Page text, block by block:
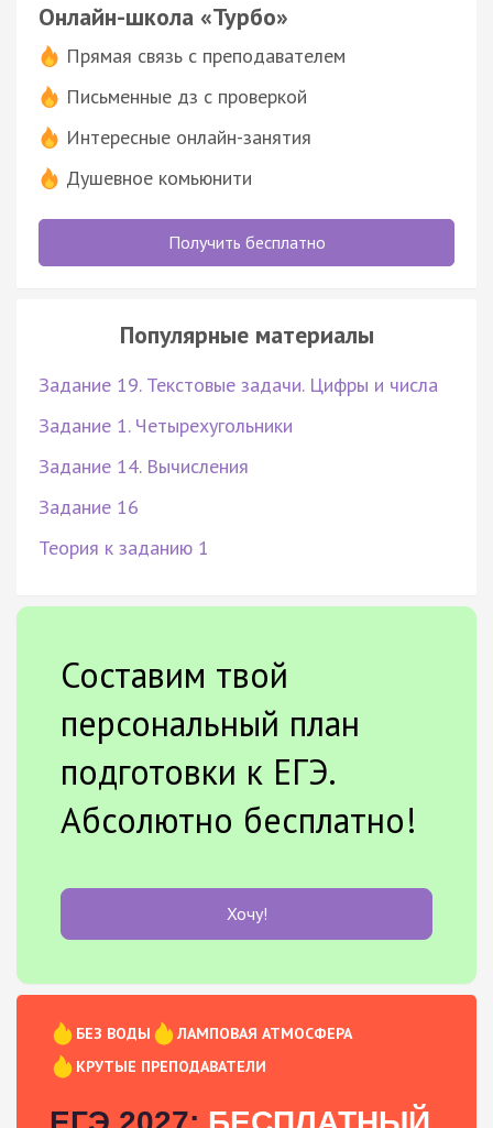
Онлайн-школа «Турбо»
Прямая связь с преподавателем
Письменные дз с проверкой
Интересные онлайн-занятия
Душевное комьюнити
Получить бесплатно
Популярные материалы
Задание 19. Текстовые задачи. Цифры и числа
Задание 1. Четырехугольники
Задание 14. Вычисления
Задание 16
Теория к заданию 1
Составим твой
персональный план
подготовки к ЕГЭ.
Абсолютно бесплатно!
Хочу!
БЕЗ ВОДЫ
ЛАМПОВАЯ АТМОСФЕРА
КРУТЫЕ ПРЕПОДАВАТЕЛИ